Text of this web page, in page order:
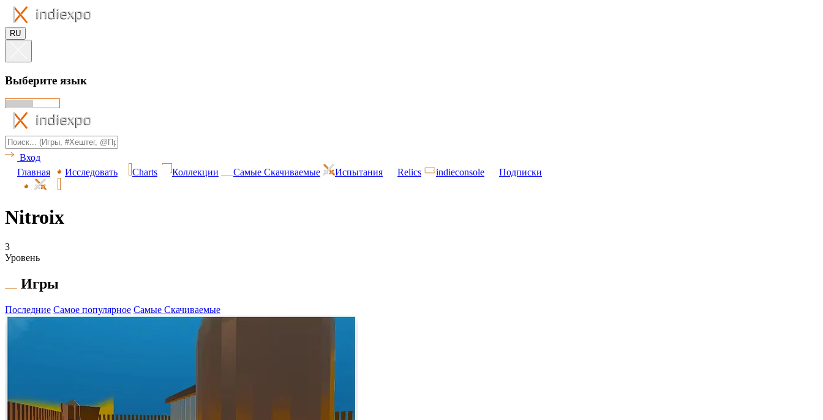
RU
Выберите язык
Вход
Главная
Исследовать Charts Коллекции Самые Скачиваемые Испытания Relics indieconsole Подписки
Nitroix
3
Уровень
Игры
Последние Самое популярное Самые Скачиваемые